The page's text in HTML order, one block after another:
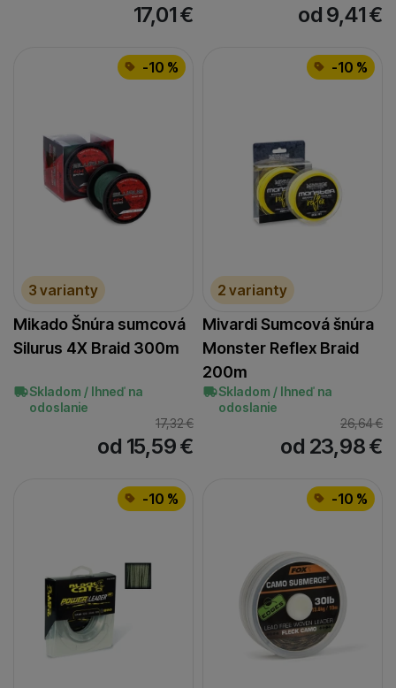
17,01€ od 9,41€
-10 %
3 varianty
Mikado Šnúra sumcová
Silurus 4X Braid 300m
Skladom / Ihneď na
odoslanie
17,32€
od 15,59€
-10 %
2 varianty
Mivardi Sumcová šnúra
Monster Reflex Braid
200m
Skladom / Ihneď na
odoslanie
26,64€
od 23,98€
-10 % -10 %